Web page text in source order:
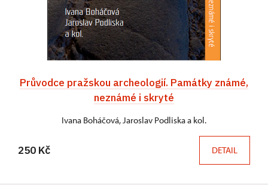
Průvodce pražskou archeologií. Památky známé,
neznámé i skryté
Ivana Boháčová, Jaroslav Podliska a kol.
250 Kč DETAIL